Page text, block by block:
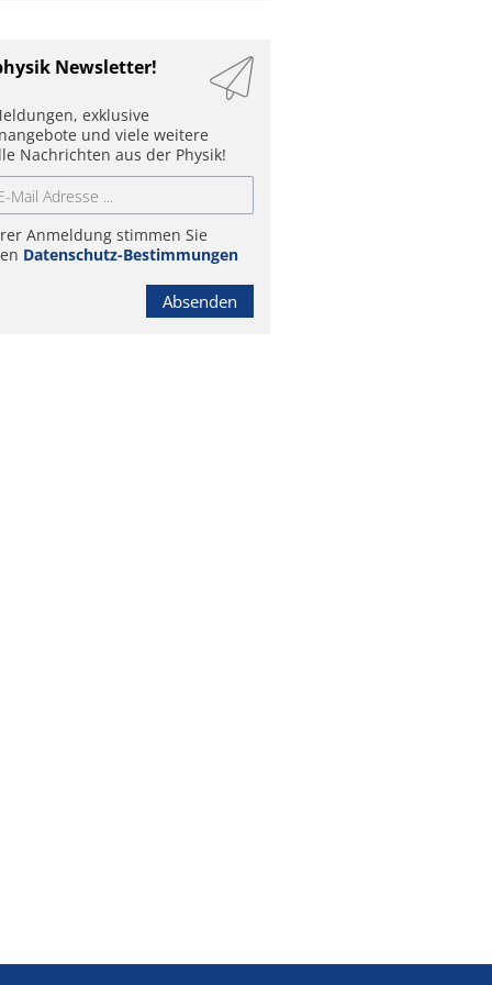
Newsletter!
exklusive
und viele weitere
Nachrichten aus der Physik!
Anmeldung stimmen Sie
Datenschutz-Bestimmungen
Absenden